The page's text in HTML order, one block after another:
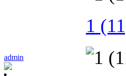
admin
1